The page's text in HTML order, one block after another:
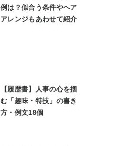
例は？似合う条件やヘア
アレンジもあわせて紹介
【履歴書】人事の心を掴
む「趣味・特技」の書き
方・例文18個